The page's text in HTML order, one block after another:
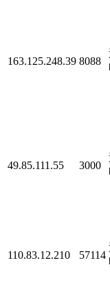
163.125.248.39 8088
49.85.111.55 3000
110.83.12.210 57114